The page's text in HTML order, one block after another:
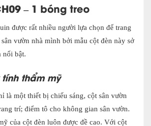
– 1 bóng treo
được rất nhiều người lựa chọn để trang
vườn nhà mình bởi mẫu cột đèn này sở
nổi bật.
thẩm mỹ
là một thiết bị chiếu sáng, cột sân vườn
trí; điểm tô cho không gian sân vườn.
của cột đèn luôn được đề cao. Với cột